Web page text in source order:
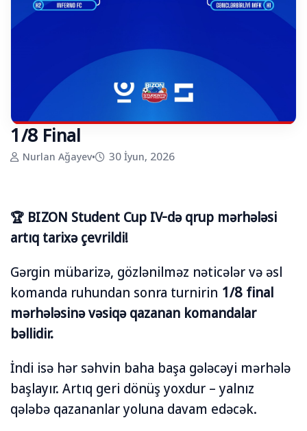
1/8 Final
Nurlan Ağayev• 30 İyun, 2026
🏆 BIZON Student Cup IV-də qrup mərhələsi
artıq tarixə çevrildi!
Gərgin mübarizə, gözlənilməz nəticələr və əsl
komanda ruhundan sonra turnirin 1/8 final
mərhələsinə vəsiqə qazanan komandalar
bəllidir.
İndi isə hər səhvin baha başa gələcəyi mərhələ
başlayır. Artıq geri dönüş yoxdur – yalnız
qələbə qazananlar yoluna davam edəcək.